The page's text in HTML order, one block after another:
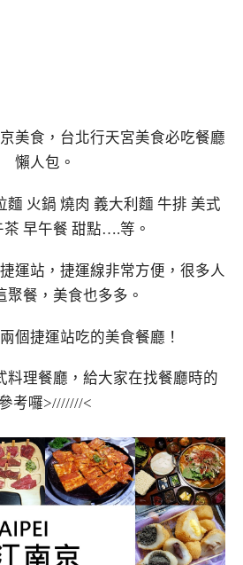
美食，台北行天宮美食必吃餐廳
懶人包。
麵 火鍋 燒肉 義大利麵 牛排 美式
茶 早午餐 甜點….等。
運站，捷運線非常方便，很多人
聚餐，美食也多多。
個捷運站吃的美食餐廳！
料理餐廳，給大家在找餐廳時的
考囉>///////<